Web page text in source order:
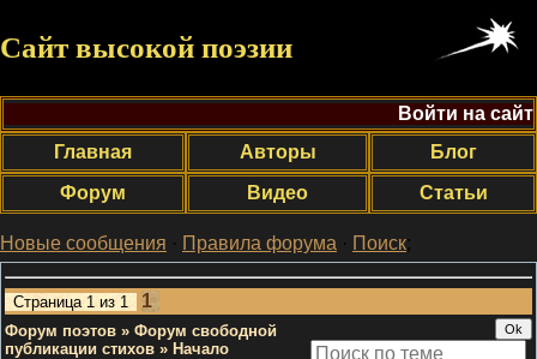
Сайт высокой поэзии
Войти на сайт
Главная
Авторы
Блог
Форум
Видео Статьи
Новые сообщения · Правила форума · Поиск;
Страница 1 из 1 1
Форум поэтов » Форум свободной
публикации стихов » Начало